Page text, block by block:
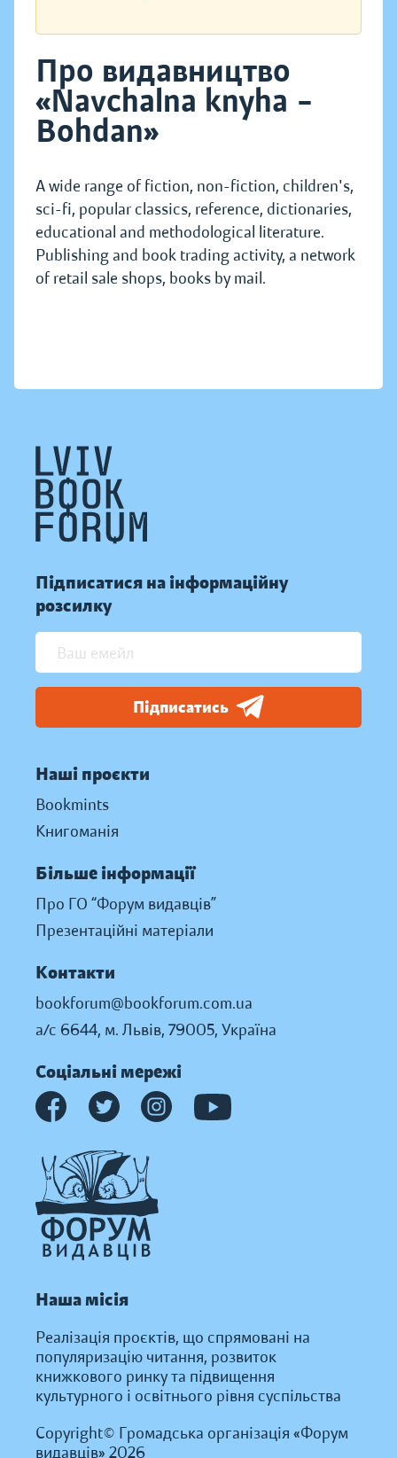
Про видавництво
«Navchalna knyha –
Bohdan»
A wide range of fiction, non-fiction, children's,
sci-fi, popular classics, reference, dictionaries,
educational and methodological literature.
Publishing and book trading activity, a network
of retail sale shops, books by mail.
Підписатися на інформаційну
розсилку
Підписатись
Наші проєкти
Bookmints
Книгоманія
Більше інформації
Про ГО “Форум видавців”
Презентаційні матеріали
Контакти
bookforum@bookforum.com.ua
а/с 6644, м. Львів, 79005, Україна
Соціальні мережі
Наша місія
Реалізація проєктів, що спрямовані на
популяризацію читання, розвиток
книжкового ринку та підвищення
культурного і освітнього рівня суспільства
Copyright© Громадська організація «Форум
видавців» 2026